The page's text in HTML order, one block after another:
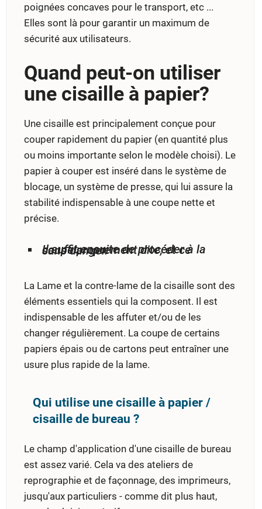
poignées concaves pour le transport, etc ...
Elles sont là pour garantir un maximum de
sécurité aux utilisateurs.
Quand peut-on utiliser
une cisaille à papier?
Une cisaille est principalement conçue pour
couper rapidement du papier (en quantité plus
ou moins importante selon le modèle choisi). Le
papier à couper est inséré dans le système de
blocage, un système de presse, qui lui assure la
stabilité indispensable à une coupe nette et
précise.
Il suffit ensuite de procéder à la coupe proprement dite, et ce sans danger.
La Lame et la contre-lame de la cisaille sont des
éléments essentiels qui la composent. Il est
indispensable de les affuter et/ou de les
changer régulièrement. La coupe de certains
papiers épais ou de cartons peut entraîner une
usure plus rapide de la lame.
Qui utilise une cisaille à papier /
cisaille de bureau ?
Le champ d'application d'une cisaille de bureau
est assez varié. Cela va des ateliers de
reprographie et de façonnage, des imprimeurs,
jusqu'aux particuliers - comme dit plus haut,